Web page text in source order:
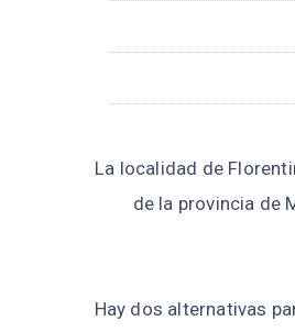
La localidad de
de la provincia de
Hay dos alternativas